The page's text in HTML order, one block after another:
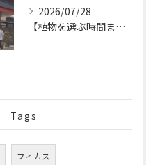
2026/07/28
【植物を選ぶ時間まで、特別なひとときに。
Tags
フィカス